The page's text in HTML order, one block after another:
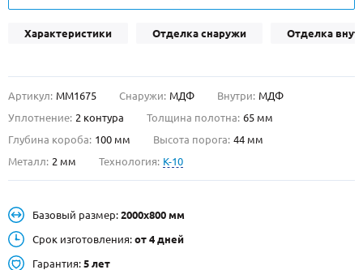
О НАС
Металлические двери от производителя с доставкой и установкой в
Москве и МО
НАЙТИ:
Характеристики Отделка снаружи Отделка
Артикул: ММ1675 Снаружи: МДФ Внутри: МДФ
Уплотнение: 2 контура Толщина полотна: 65 мм
Глубина короба: 100 мм Высота порога: 44 мм
Металл: 2 мм Технология: K-10
Базовый размер: 2000х800 мм
Срок изготовления: от 4 дней
Гарантия: 5 лет